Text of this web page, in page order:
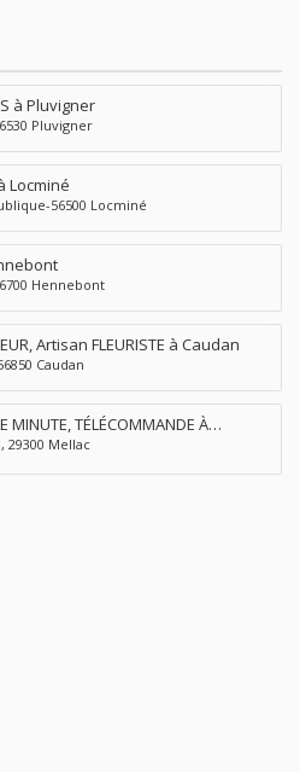
à Pluvigner
Pluvigner
Locminé
56500 Locminé
Hennebont
Artisan FLEURISTE à Caudan
Caudan
MINUTE, TÉLÉCOMMANDE À
29300 Mellac